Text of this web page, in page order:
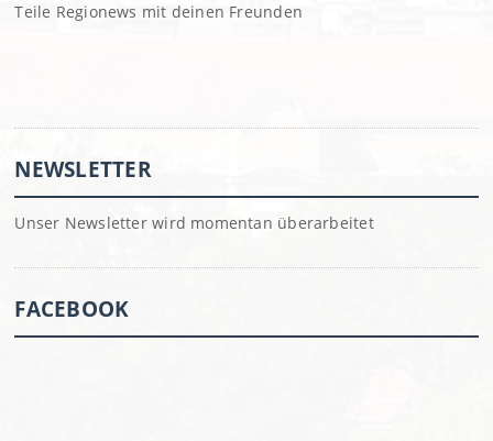
Teile Regionews mit deinen Freunden
NEWSLETTER
Unser Newsletter wird momentan überarbeitet
FACEBOOK